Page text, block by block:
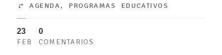
AGENDA, PROGRAMAS EDUCATIVOS
23
FEB
0
COMENTARIOS